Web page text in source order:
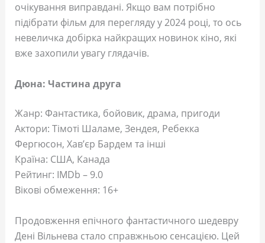
очікування виправдані. Якщо вам потрібно
підібрати фільм для перегляду у 2024 році, то ось
невеличка добірка найкращих новинок кіно, які
вже захопили увагу глядачів.
Дюна: Частина друга
Жанр: Фантастика, бойовик, драма, пригоди
Актори: Тімоті Шаламе, Зендея, Ребекка
Фергюсон, Хав’єр Бардем та інші
Країна: США, Канада
Рейтинг: IMDb – 9.0
Вікові обмеження: 16+
Продовження епічного фантастичного шедевру
Дені Вільнева стало справжньою сенсацією. Цей